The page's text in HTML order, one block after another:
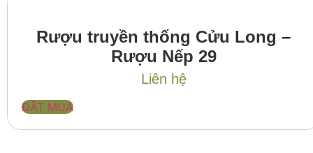
Rượu truyền thống Cửu Long –
Rượu Nếp 29
Liên hệ
ĐẶT MUA